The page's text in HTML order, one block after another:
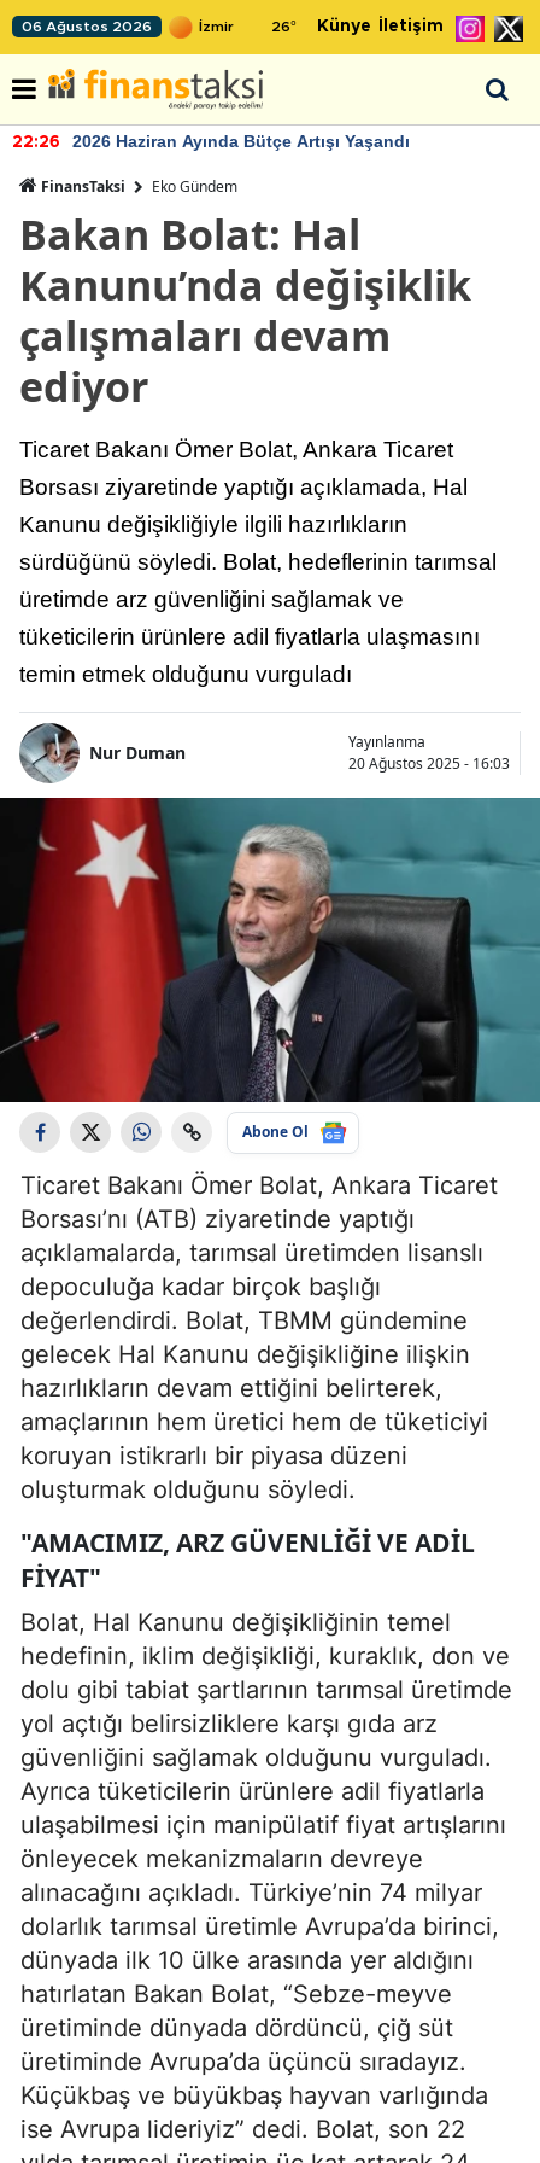
06 Ağustos 2026 26° Künye İletişim
22:26 2026 Haziran Ayında Bütçe Artışı Yaşandı
FinansTaksi Eko Gündem
Bakan Bolat: Hal
Kanunu’nda değişiklik
çalışmaları devam
ediyor
Ticaret Bakanı Ömer Bolat, Ankara Ticaret
Borsası ziyaretinde yaptığı açıklamada, Hal
Kanunu değişikliğiyle ilgili hazırlıkların
sürdüğünü söyledi. Bolat, hedeflerinin tarımsal
üretimde arz güvenliğini sağlamak ve
tüketicilerin ürünlere adil fiyatlarla ulaşmasını
temin etmek olduğunu vurguladı
Nur Duman
Yayınlanma
20 Ağustos 2025 - 16:03
Abone Ol
Ticaret Bakanı Ömer Bolat, Ankara Ticaret
Borsası’nı (ATB) ziyaretinde yaptığı
açıklamalarda, tarımsal üretimden lisanslı
depoculuğa kadar birçok başlığı
değerlendirdi. Bolat, TBMM gündemine
gelecek Hal Kanunu değişikliğine ilişkin
hazırlıkların devam ettiğini belirterek,
amaçlarının hem üretici hem de tüketiciyi
koruyan istikrarlı bir piyasa düzeni
oluşturmak olduğunu söyledi.
"AMACIMIZ, ARZ GÜVENLIĞI VE ADIL
FIYAT"
Bolat, Hal Kanunu değişikliğinin temel
hedefinin, iklim değişikliği, kuraklık, don ve
dolu gibi tabiat şartlarının tarımsal üretimde
yol açtığı belirsizliklere karşı gıda arz
güvenliğini sağlamak olduğunu vurguladı.
Ayrıca tüketicilerin ürünlere adil fiyatlarla
ulaşabilmesi için manipülatif fiyat artışlarını
önleyecek mekanizmaların devreye
alınacağını açıkladı. Türkiye’nin 74 milyar
dolarlık tarımsal üretimle Avrupa’da birinci,
dünyada ilk 10 ülke arasında yer aldığını
hatırlatan Bakan Bolat, “Sebze-meyve
üretiminde dünyada dördüncü, çiğ süt
üretiminde Avrupa’da üçüncü sıradayız.
Küçükbaş ve büyükbaş hayvan varlığında
ise Avrupa lideriyiz” dedi. Bolat, son 22